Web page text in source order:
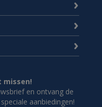
missen!
en ontvang de
aanbiedingen!